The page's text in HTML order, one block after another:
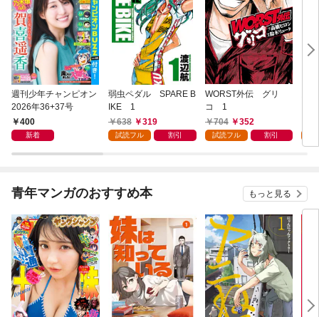
週刊少年チャンピオン
2026年36+37号
400
新着
弱虫ペダル SPARE B
IKE 1
638
319
試読フル 割引
WORST外伝 グリ
コ 1
704
352
試読フル 割引
～(
青年マンガのおすすめ本 もっと見る